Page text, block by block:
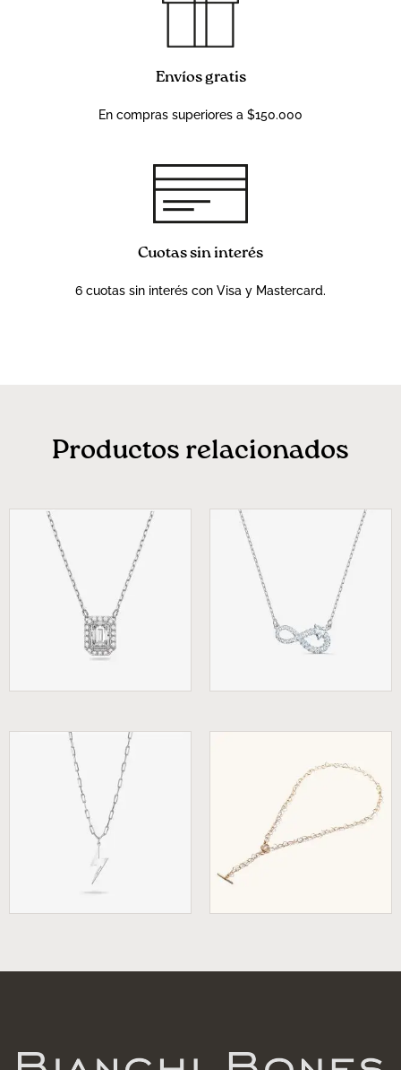
Envíos gratis
En compras superiores a $150.000
Cuotas sin interés
6 cuotas sin interés con Visa y Mastercard.
Productos relacionados